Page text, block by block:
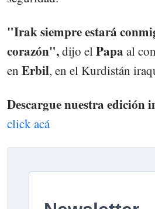
"Irak siempre estará
corazón",dijo elPapa al
en Erbil, en el Kurdistán
Descargue nuestra edición
click acá